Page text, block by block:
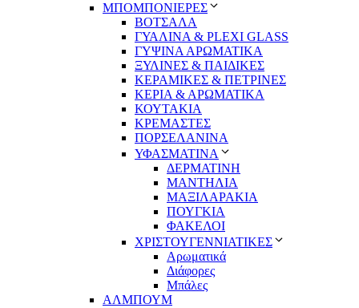
ΜΠΟΜΠΟΝΙΕΡΕΣ
ΒΟΤΣΑΛΑ
ΓΥΑΛΙΝΑ & PLEXI GLASS
ΓΥΨΙΝΑ ΑΡΩΜΑΤΙΚΑ
ΞΥΛΙΝΕΣ & ΠΑΙΔΙΚΕΣ
ΚΕΡΑΜΙΚΕΣ & ΠΕΤΡΙΝΕΣ
ΚΕΡΙΑ & ΑΡΩΜΑΤΙΚΑ
ΚΟΥΤΑΚΙΑ
ΚΡΕΜΑΣΤΕΣ
ΠΟΡΣΕΛΑΝΙΝΑ
ΥΦΑΣΜΑΤΙΝA
ΔΕΡΜΑΤΙΝΗ
ΜΑΝΤΗΛΙΑ
ΜΑΞΙΛΑΡΑΚΙΑ
ΠΟΥΓΚΙΑ
ΦΑΚΕΛΟΙ
ΧΡΙΣΤΟΥΓΕΝΝΙΑΤΙΚΕΣ
Αρωματικά
Διάφορες
Μπάλες
ΑΛΜΠΟΥΜ